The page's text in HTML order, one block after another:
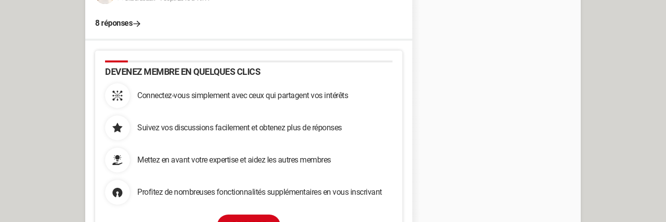
8 réponses
DEVENEZ MEMBRE EN QUELQUES CLICS
Connectez-vous simplement avec ceux qui partagent vos intérêts
Suivez vos discussions facilement et obtenez plus de réponses
Mettez en avant votre expertise et aidez les autres membres
Profitez de nombreuses fonctionnalités supplémentaires en vous inscrivant